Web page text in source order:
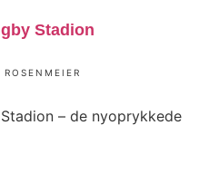
Stadion
– de nyoprykkede